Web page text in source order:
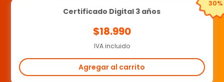
Certificado Digital 3 años
$18.990
IVA incluido
Agregar al carrito
30%